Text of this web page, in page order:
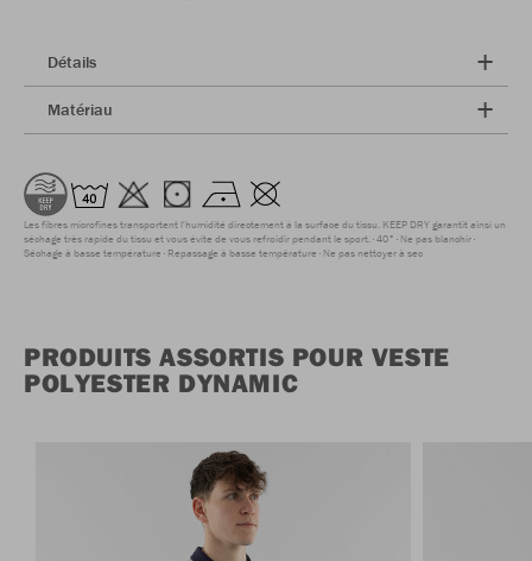
Détails
Matériau
Les fibres microfines transportent l'humidité directement à la surface du tissu. KEEP DRY garantit ainsi un
séchage très rapide du tissu et vous évite de vous refroidir pendant le sport. 40° Ne pas blanchir
Séchage à basse température Repassage à basse température Ne pas nettoyer à sec
PRODUITS ASSORTIS POUR VESTE
POLYESTER DYNAMIC